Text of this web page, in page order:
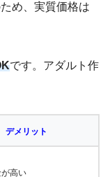
め、実質価格は
です。アダルト作
デメリット
が高い